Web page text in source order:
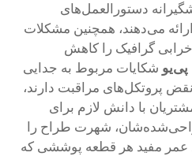
دستورالعمل‌های
می‌دهند، همچنین مشکلات
گرافیک را کاهش
شکایات مربوط به جدایی
پروتکل‌های مراقبت دارند،
با دانش لازم برای
شهرت طراح را
مفید هر قطعه پوششی که